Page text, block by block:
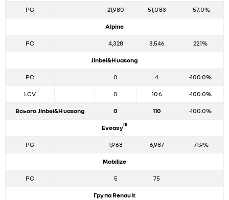
PC 21,980 51,083 -57.0%
Alpine
PC 4,328 3,546 22.1%
Jinbei&Huasong
PC 0 4 -100.0%
LCV 0 106 -100.0%
Всього Jinbei&Huasong 0 110 -100.0%
Eveasy[1]
PC 1,963 6,987 -71.9%
Mobilize
PC 5 75
Група Renault